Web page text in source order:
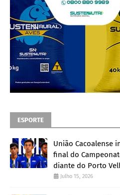
ESPORTE
União Cacoalense
final do
diante do Porto
Julho 15, 2026